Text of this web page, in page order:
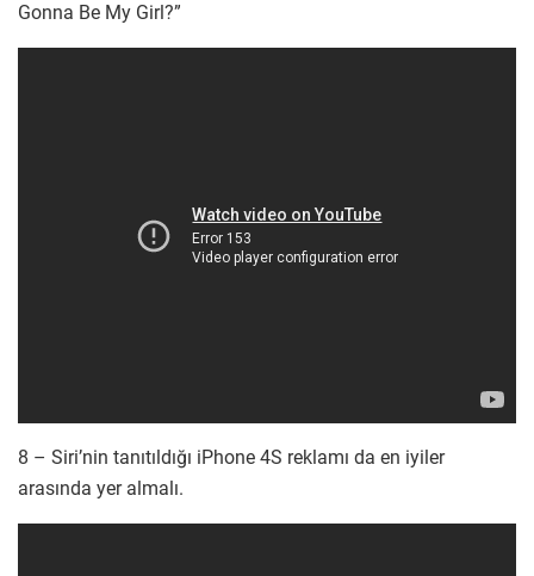
Gonna Be My Girl?”
8 – Siri’nin tanıtıldığı iPhone 4S reklamı da en iyiler
arasında yer almalı.